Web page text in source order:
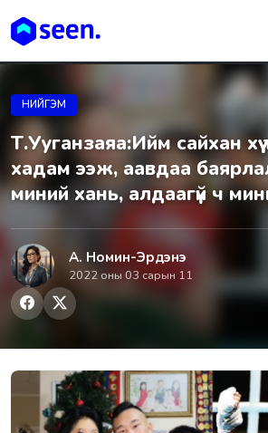
НИЙГЭМ
Т.Ууганзаяа:Ийм сайхан хүү
хадам ээж, аавдаа
миний xань, алдаагүй ч
А. Номин-Эрдэнэ
2022 оны 03 сарын 11